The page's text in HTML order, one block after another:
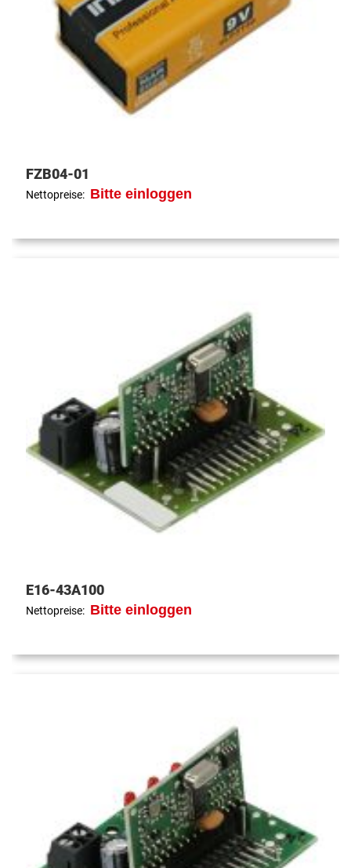
FZB04-01
Nettopreise: Bitte einloggen
E16-43A100
Nettopreise: Bitte einloggen